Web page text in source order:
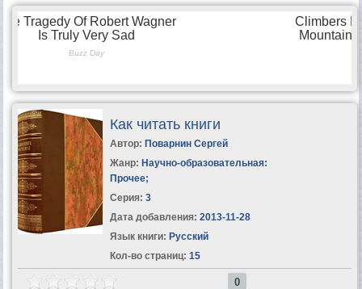
Как читать книги
Автор: Поварнин Сергей
Жанр: Научно-образовательная:
Прочее;
Серия: 3
Дата добавления: 2013-11-28
Язык книги: Русский
Кол-во страниц: 15
0